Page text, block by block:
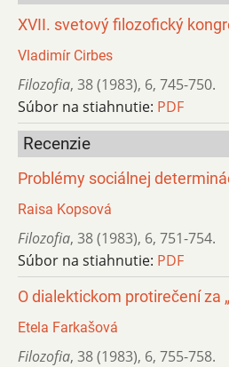
XVII. svetový filozofický
Vladimír Cirbes
Filozofia, 38 (1983), 6, 745-750.
Súbor na stiahnutie: PDF
Recenzie
Problémy sociálnej
Raisa Kopsová
Filozofia, 38 (1983), 6, 751-754.
Súbor na stiahnutie: PDF
O dialektickom protirečení za
Etela Farkašová
Filozofia, 38 (1983), 6, 755-758.